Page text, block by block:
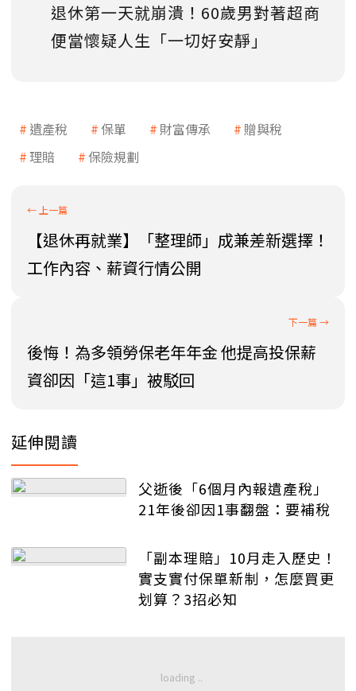
退休第一天就崩潰！60歲男對著超商
便當懷疑人生「一切好安靜」
遺產稅 保單 財富傳承
贈與稅
理賠
保險規劃
【退休再就業】「整理師」成兼差新選擇！
工作內容、薪資行情公開
後悔！為多領勞保老年年金 他提高投保薪
資卻因「這1事」被駁回
延伸閱讀
父逝後「6個月內報遺產稅」
21年後卻因1事翻盤：要補稅
「副本理賠」10月走入歷史！
實支實付保單新制，怎麼買更
划算？3招必知